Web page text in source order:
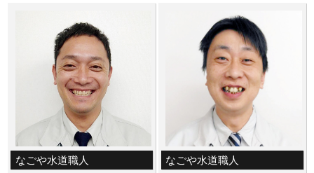
なごや水道職人 なごや水道職人